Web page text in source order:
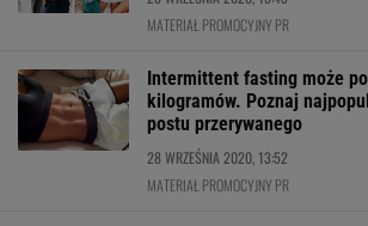
MATERIAŁ PROMOCYJNY PR
Intermittent fasting może
kilogramów. Poznaj
postu przerywanego
28 WRZEŚNIA 2020, 13:52
MATERIAŁ PROMOCYJNY PR